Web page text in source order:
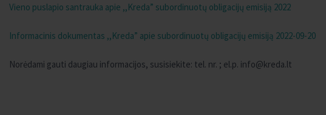
Vieno puslapio santrauka apie ,,Kreda” subordinuotų obligacijų emisiją 2022
Informacinis dokumentas ,,Kreda” apie subordinuotų obligacijų emisiją 2022-09-20
Norėdami gauti daugiau informacijos, susisiekite: tel. nr. ; el.p. info@kreda.lt